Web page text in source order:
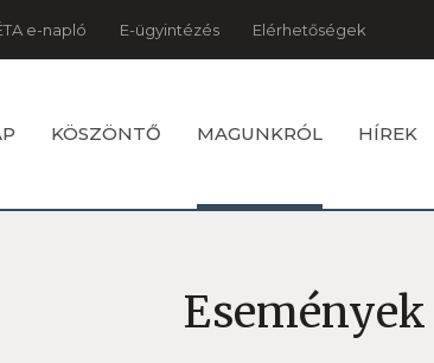
e-napló E-ügyintézés Elérhetőségek
KÖSZÖNTŐ MAGUNKRÓL HÍREK
Események